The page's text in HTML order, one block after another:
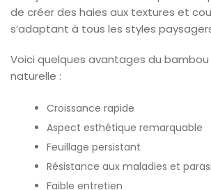
de créer des haies aux textures et
s’adaptant à tous les styles
Voici quelques avantages du bambou
naturelle :
Croissance rapide
Aspect esthétique remarquable
Feuillage persistant
Résistance aux maladies et
Faible entretien